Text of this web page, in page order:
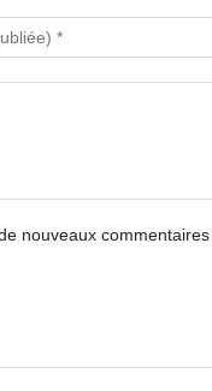
nouveaux commentaires